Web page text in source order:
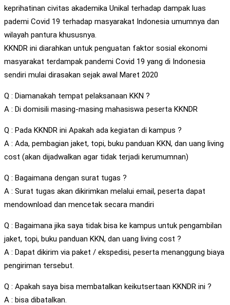
keprihatinan civitas akademika Unikal terhadap dampak luas
pademi Covid 19 terhadap masyarakat Indonesia umumnya dan
wilayah pantura khususnya.
KKNDR ini diarahkan untuk penguatan faktor sosial ekonomi
masyarakat terdampak pandemi Covid 19 yang di Indonesia
sendiri mulai dirasakan sejak awal Maret 2020
Q : Diamanakah tempat pelaksanaan KKN ?
A : Di domisili masing-masing mahasiswa peserta KKNDR
Q : Pada KKNDR ini Apakah ada kegiatan di kampus ?
A : Ada, pembagian jaket, topi, buku panduan KKN, dan uang living
cost (akan dijadwalkan agar tidak terjadi kerumumnan)
Q : Bagaimana dengan surat tugas ?
A : Surat tugas akan dikirimkan melalui email, peserta dapat
mendownload dan mencetak secara mandiri
Q : Bagaimana jika saya tidak bisa ke kampus untuk pengambilan
jaket, topi, buku panduan KKN, dan uang living cost ?
A : Dapat dikirim via paket / ekspedisi, peserta menanggung biaya
pengiriman tersebut.
Q : Apakah saya bisa membatalkan keikutsertaan KKNDR ini ?
A : bisa dibatalkan.